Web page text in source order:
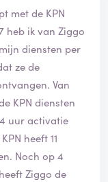
met de KPN
heb ik van Ziggo
diensten per
ze de
Van
KPN diensten
uur activatie
heeft 11
Noch op 4
Ziggo de